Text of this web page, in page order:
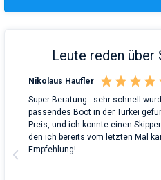
Leute reden über
Nikolaus Haufler
Super Beratung - sehr schnell
passendes Boot in der Türkei
Preis, und ich konnte einen
den ich bereits vom letzten Mal
Empfehlung!